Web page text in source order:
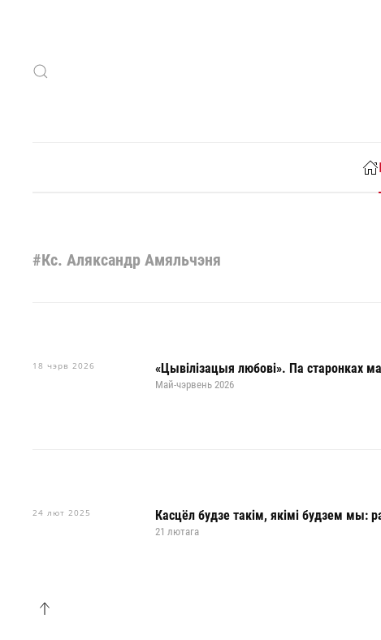
#Кс. Аляксандр Амяльчэня
18 чэрв 2026 «Цывілізацыя любові». Па старонках
Май-чэрвень 2026
24 лют 2025 Касцёл будзе такім, якімі будзем мы:
21 лютага